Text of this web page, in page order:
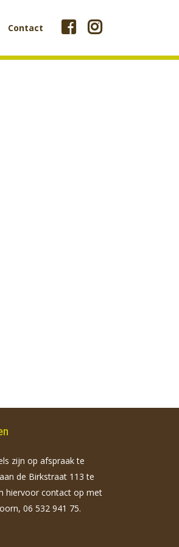
Contact
zijn op afspraak te
de Birkstraat 113 te
hiervoor contact op met
06 532 941 75.